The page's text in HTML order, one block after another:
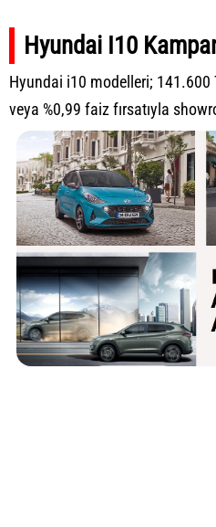
Hyundai I10
Hyundai i10 modelleri;
veya %0,99 faiz fırsatıyla